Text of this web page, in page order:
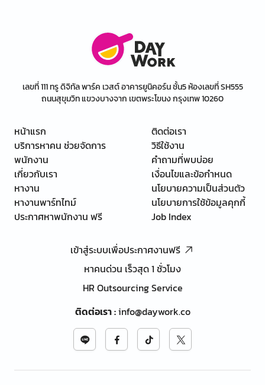
เลขที่ 111 ทรู ดิจิทัล พาร์ค เวสต์ อาคารยูนิคอร์น ชั้น5 ห้องเลขที่ SH555
ถนนสุขุมวิท แขวงบางจาก เขตพระโขนง กรุงเทพ 10260
หน้าแรก
บริการหาคน ช่วยจัดการ
พนักงาน
เกี่ยวกับเรา
หางาน
หางานพาร์ทไทม์
ประกาศหาพนักงาน ฟรี
ติดต่อเรา
วิธีใช้งาน
คำถามที่พบบ่อย
เงื่อนไขและข้อกำหนด
นโยบายความเป็นส่วนตัว
นโยบายการใช้ข้อมูลคุกกี้
Job Index
เข้าสู่ระบบเพื่อประกาศงานฟรี
หาคนด่วน เร็วสุด 1 ชั่วโมง
HR Outsourcing Service
ติดต่อเรา:info@daywork.co